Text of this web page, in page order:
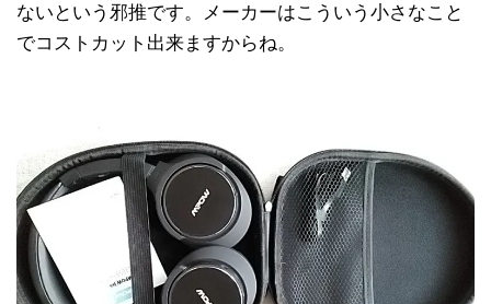
ないという邪推です。メーカーはこういう小さなこと
でコストカット出来ますからね。